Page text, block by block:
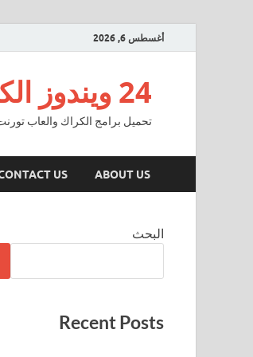
أغسطس 6, 2026
24 ويندوز الكراك
تحميل برامج الكراك والعاب
ABOUT US
US
البحث
Recent Posts